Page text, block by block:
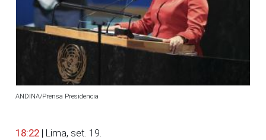
ANDINA/Prensa Presidencia
18:22 | Lima, set. 19.